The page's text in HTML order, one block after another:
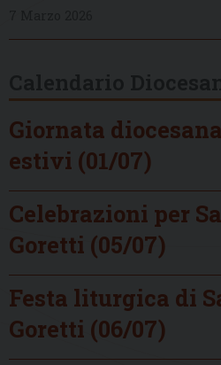
Giornata
estivi (01/07)
Celebrazioni per
Goretti (05/07)
Festa liturgica di
Goretti (06/07)